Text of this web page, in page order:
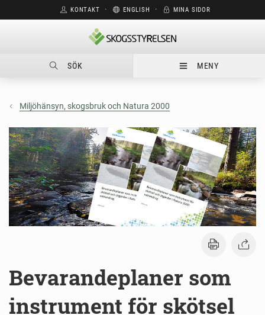
KONTAKT ⋅ ENGLISH ⋅ MINA SIDOR
SÖK MENY
Miljöhänsyn, skogsbruk och Natura 2000
Bevarandeplaner som
instrument för skötsel